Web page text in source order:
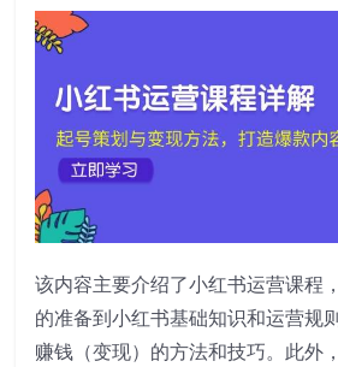
该内容主要介绍了小红书运营课程
的准备到小红书基础知识和运营规
赚钱（变现）的方法和技巧。此外